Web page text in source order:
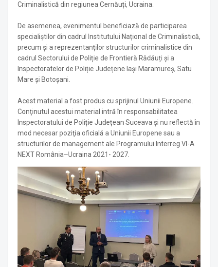
Criminalistică din regiunea Cernăuți, Ucraina.
De asemenea, evenimentul beneficiază de participarea
specialiștilor din cadrul Institutului Național de Criminalistică,
precum și a reprezentanților structurilor criminalistice din
cadrul Sectorului de Poliție de Frontieră Rădăuți și a
Inspectoratelor de Poliție Județene Iași Maramureș, Satu
Mare și Botoșani.
Acest material a fost produs cu sprijinul Uniunii Europene.
Conţinutul acestui material intră în responsabilitatea
Inspectoratului de Poliție Județean Suceava şi nu reflectă în
mod necesar poziţia oficială a Uniunii Europene sau a
structurilor de management ale Programului Interreg VI-A
NEXT România–Ucraina 2021- 2027.